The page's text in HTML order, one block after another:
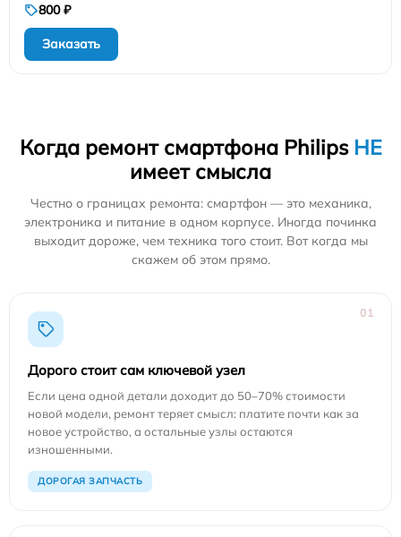
800 ₽
Заказать
Когда ремонт смартфона Philips НЕ
имеет смысла
Честно о границах ремонта: смартфон — это механика,
электроника и питание в одном корпусе. Иногда починка
выходит дороже, чем техника того стоит. Вот когда мы
скажем об этом прямо.
01
Дорого стоит сам ключевой узел
Если цена одной детали доходит до 50–70% стоимости
новой модели, ремонт теряет смысл: платите почти как за
новое устройство, а остальные узлы остаются
изношенными.
ДОРОГАЯ ЗАПЧАСТЬ